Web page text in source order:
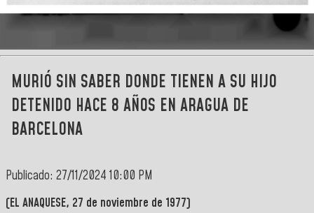
MURIÓ SIN SABER DONDE TIENEN A SU HIJO
DETENIDO HACE 8 AÑOS EN ARAGUA DE
BARCELONA
Publicado: 27/11/2024 10:00 PM
(EL ANAQUESE, 27 de noviembre de 1977)